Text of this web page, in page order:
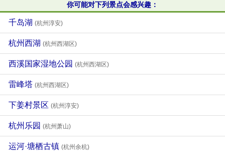
你可能对下列景点会感兴趣：
千岛湖 (杭州淳安)
杭州西湖 (杭州西湖区)
西溪国家湿地公园 (杭州西湖区)
雷峰塔 (杭州西湖区)
下姜村景区 (杭州淳安)
杭州乐园 (杭州萧山)
运河·塘栖古镇 (杭州余杭)